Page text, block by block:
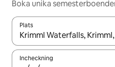
Boka unika
Plats
När resultaten är tillgängliga
Incheckning